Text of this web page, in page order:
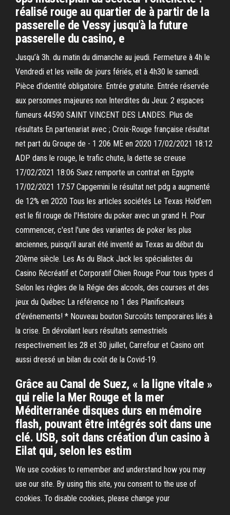
réalisé rouge au quartier de à partir de la
passerelle de Vessy jusqu'à la future
passerelle du casino, e
Jusqu’à 3h. du matin du dimanche au jeudi. Fermeture à 4h le
Vendredi et les veille de jours fériés, et à 4h30 le samedi.
Pièce d’identité obligatoire. Entrée gratuite. Entrée réservée
aux personnes majeures non Interdites du Jeux. 2 espaces
fumeurs 44590 SAINT VINCENT DES LANDES. Plus de
résultats En partenariat avec ; Croix-Rouge française résultat
net part du Groupe de - 1 206 ME en 2020 17/02/2021 18:12
ADP dans le rouge, le trafic chute, la dette se creuse
17/02/2021 18:06 Suez remporte un contrat en Egypte
17/02/2021 17:57 Capgemini le résultat net pdg a augmenté
de 12% en 2020 Tous les articles sociétés Le Texas Hold'em
est le fil rouge de l'Histoire du poker avec un grand H. Pour
commencer, c'est l'une des variantes de poker les plus
anciennes, puisqu'il aurait été inventé au Texas au début du
20ème siècle. Les As du Black Jack les spécialistes du
Casino Récréatif et Corporatif Chien Rouge Pour tous types d
Selon les règles de la Régie des alcools, des courses et des
jeux du Québec La référence no 1 des Planificateurs
d'événements! * Nouveau bouton Surcoûts temporaires liés à
la crise. En dévoilant leurs résultats semestriels
respectivement les 28 et 30 juillet, Carrefour et Casino ont
aussi dressé un bilan du coût de la Covid-19.
Grâce au Canal de Suez, « la ligne vitale »
qui relie la Mer Rouge et la mer
Méditerranée disques durs en mémoire
flash, pouvant être intégrés soit dans une
clé. USB, soit dans création d'un casino à
Eilat qui, selon les estim
We use cookies to remember and understand how you may
use our site. By using this site, you consent to the use of
cookies. To disable cookies, please change your